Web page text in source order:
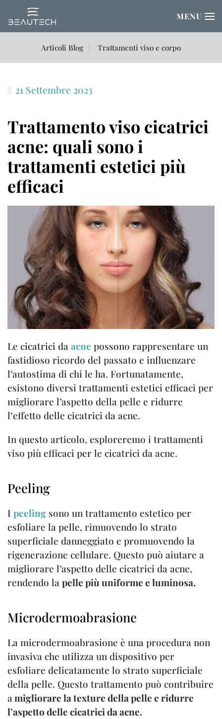
Passa al contenuto principale
MENU
Articoli Blog Trattamenti viso e corpo
21 Settembre 2023
Trattamento viso cicatrici
acne: quali sono i
trattamenti estetici più
efficaci
Le cicatrici daacne possono rappresentare un
fastidioso ricordo del passato e influenzare
l’autostima di chi le ha. Fortunatamente,
esistono diversi trattamenti estetici efficaci per
migliorare l’aspetto della pelle e ridurre
l’effetto delle cicatrici da acne.
In questo articolo, esploreremo i trattamenti
viso più efficaci per le cicatrici da acne.
Peeling
I peeling sono un trattamento estetico per
esfoliare la pelle, rimuovendo lo strato
superficiale danneggiato e promuovendo la
rigenerazione cellulare. Questo può aiutare a
migliorare l’aspetto delle cicatrici da acne,
rendendo lapelle più uniforme e luminosa.
Microdermoabrasione
La microdermoabrasione è una procedura non
invasiva che utilizza un dispositivo per
esfoliare delicatamente lo strato superficiale
della pelle. Questo trattamento può contribuire
amigliorare la texture della pelle e ridurre
l’aspetto delle cicatrici da acne.